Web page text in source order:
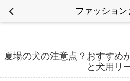
ファッション
夏場の犬の注意点？おすすめ
と犬用リ